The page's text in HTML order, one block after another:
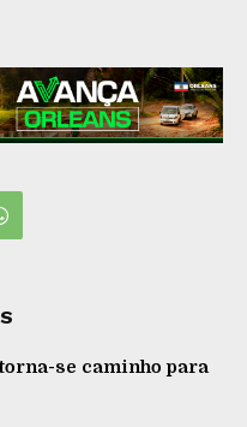
se caminho para